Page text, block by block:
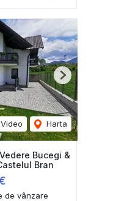
Video Harta
Next
Bucegi &
Bran
de vânzare